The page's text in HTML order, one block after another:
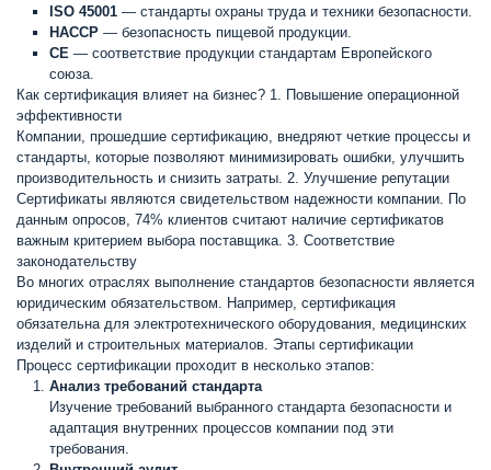
ISO 45001 — стандарты охраны труда и техники безопасности.
HACCP — безопасность пищевой продукции.
CE — соответствие продукции стандартам Европейского
союза.
Как сертификация влияет на бизнес? 1. Повышение операционной
эффективности
Компании, прошедшие сертификацию, внедряют четкие процессы и
стандарты, которые позволяют минимизировать ошибки, улучшить
производительность и снизить затраты. 2. Улучшение репутации
Сертификаты являются свидетельством надежности компании. По
данным опросов, 74% клиентов считают наличие сертификатов
важным критерием выбора поставщика. 3. Соответствие
законодательству
Во многих отраслях выполнение стандартов безопасности является
юридическим обязательством. Например, сертификация
обязательна для электротехнического оборудования, медицинских
изделий и строительных материалов. Этапы сертификации
Процесс сертификации проходит в несколько этапов:
Анализ требований стандарта
Изучение требований выбранного стандарта безопасности и
адаптация внутренних процессов компании под эти
требования.